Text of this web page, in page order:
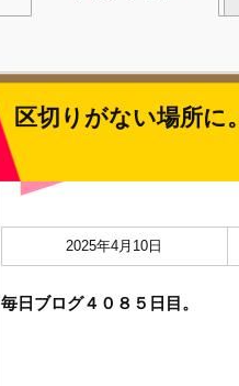
区切りがない場所に。
2025年4月10日
毎日ブログ４０８５ 日目。